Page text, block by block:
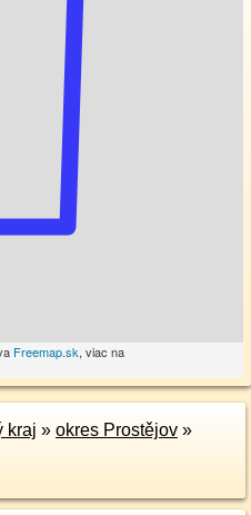
Freemap.sk, viac na
kraj » okres Prostějov »